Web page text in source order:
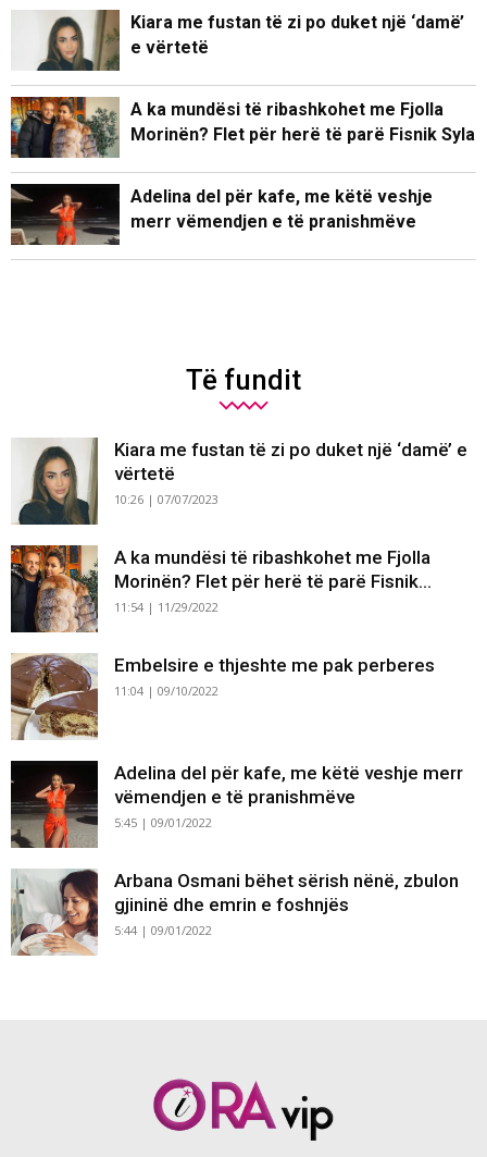
Kiara me fustan të zi po duket një ‘damë’
e vërtetë
A ka mundësi të ribashkohet me Fjolla
Morinën? Flet për herë të parë Fisnik Syla
Adelina del për kafe, me këtë veshje
merr vëmendjen e të pranishmëve
Të fundit
Kiara me fustan të zi po duket një ‘damë’ e
vërtetë
10:26 | 07/07/2023
A ka mundësi të ribashkohet me Fjolla
Morinën? Flet për herë të parë Fisnik...
11:54 | 11/29/2022
Embelsire e thjeshte me pak perberes
11:04 | 09/10/2022
Adelina del për kafe, me këtë veshje merr
vëmendjen e të pranishmëve
5:45 | 09/01/2022
Arbana Osmani bëhet sërish nënë, zbulon
gjininë dhe emrin e foshnjës
5:44 | 09/01/2022